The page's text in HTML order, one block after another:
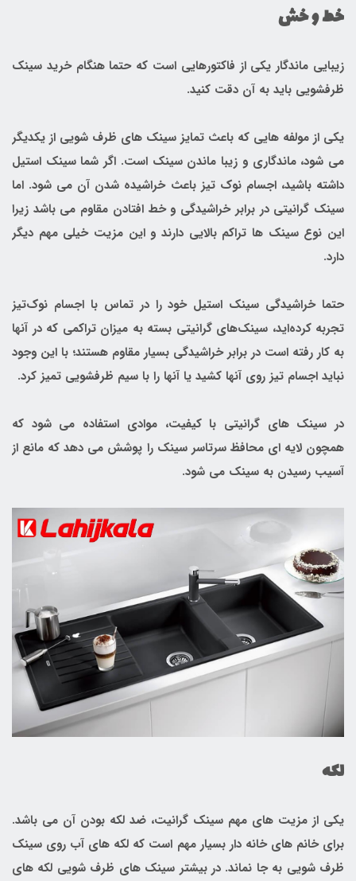
خط و خش
زیبایی ماندگار یکی از فاکتورهایی است که حتما هنگام خرید سینک
ظرفشویی باید به آن دقت کنید.
یکی از مولفه هایی که باعث تمایز سینک های ظرف شویی از یکدیگر
می شود، ماندگاری و زیبا ماندن سینک است. اگر شما سینک استیل
داشته باشید، اجسام نوک تیز باعث خراشیده شدن آن می شود. اما
سینک گرانیتی در برابر خراشیدگی و خط افتادن مقاوم می باشد زیرا
این نوع سینک ها تراکم بالایی دارند و این مزیت خیلی مهم دیگر
دارد.
حتما خراشیدگی سینک استیل خود را در تماس با اجسام نوک‌تیز
تجربه کرده‌اید، سینک‌های گرانیتی بسته به میزان تراکمی که در آنها
به کار رفته است در برابر خراشیدگی بسیار مقاوم هستند؛ با این وجود
نباید اجسام تیز روی آنها کشید یا آنها را با سیم ظرفشویی تمیز کرد.
در سینک های گرانیتی با کیفیت، موادی استفاده می شود که
همچون لایه ای محافظ سرتاسر سینک را پوشش می دهد که مانع از
آسیب رسیدن به سینک می شود.
لکه
یکی از مزیت های مهم سینک گرانیت، ضد لکه بودن آن می باشد.
برای خانم های خانه دار بسیار مهم است که لکه های آب روی سینک
ظرف شویی به جا نماند. در بیشتر سینک های ظرف شویی لکه های